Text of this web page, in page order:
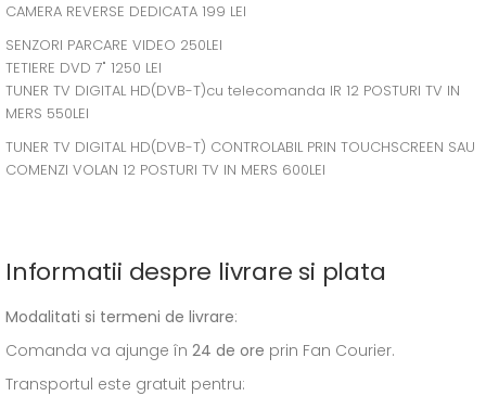
CAMERA REVERSE DEDICATA 199 LEI
SENZORI PARCARE VIDEO 250LEI
TETIERE DVD 7" 1250 LEI
TUNER TV DIGITAL HD(DVB-T)cu telecomanda IR 12 POSTURI TV IN
MERS 550LEI
TUNER TV DIGITAL HD(DVB-T) CONTROLABIL PRIN TOUCHSCREEN SAU
COMENZI VOLAN 12 POSTURI TV IN MERS 600LEI
Informatii despre livrare si plata
Modalitati si termeni de livrare:
Comanda va ajunge în 24 de ore prin Fan Courier.
Transportul este gratuit pentru: